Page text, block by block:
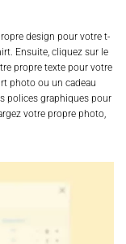
design pour votre t-
Ensuite, cliquez sur le
propre texte pour votre
photo ou un cadeau
polices graphiques pour
votre propre photo,